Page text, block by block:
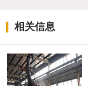
相关信息